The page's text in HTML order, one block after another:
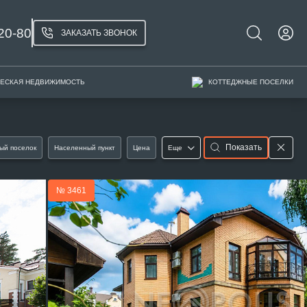
80 ЗАКАЗАТЬ ЗВОНОК
НЕДВИЖИМОСТЬ КОТТЕДЖНЫЕ ПОСЕЛКИ
поселок Населенный пункт Цена Еще Показать
№ 3461